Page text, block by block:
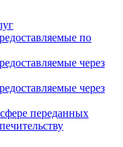
по
через
через
переданных